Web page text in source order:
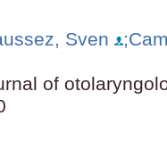
Sven
of